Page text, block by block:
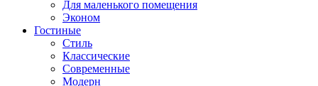
Для маленького помещения
Эконом
Гостиные
Стиль
Классические
Современные
Модерн